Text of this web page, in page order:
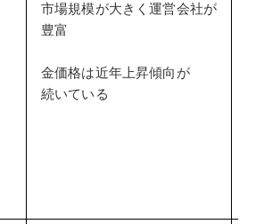
市場規模が大きく運営会社が
豊富
金価格は近年上昇傾向が
続いている